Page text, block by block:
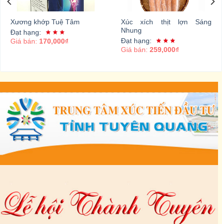
Xương khớp Tuệ Tâm
Đạt hạng:
Giá bán: 170,000₫
Xúc xích thịt lợn Sáng
Nhung
Đạt hạng:
Giá bán: 259,000₫